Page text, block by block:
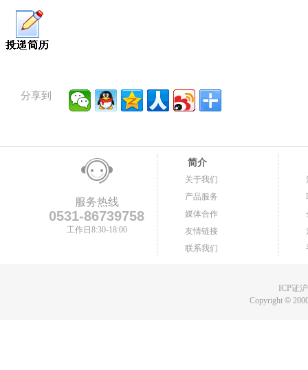
分享到
服务热线
0531-86739758
工作日8:30-18:00
简介
关于我们
产品服务
媒体合作
友情链接
联系我们
ICP证
Copyright©